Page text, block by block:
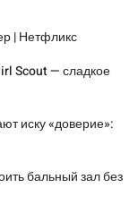
| Нетфликс
Scout — сладкое
иску «доверие»:
бальный зал без